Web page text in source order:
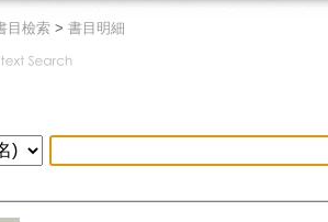
目檢索 > 書目明細